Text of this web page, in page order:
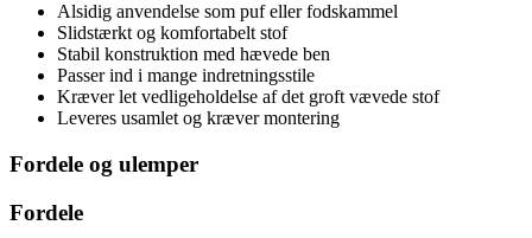
Alsidig anvendelse som puf eller fodskammel
Slidstærkt og komfortabelt stof
Stabil konstruktion med hævede ben
Passer ind i mange indretningsstile
Kræver let vedligeholdelse af det groft vævede stof
Leveres usamlet og kræver montering
Fordele og ulemper
Fordele